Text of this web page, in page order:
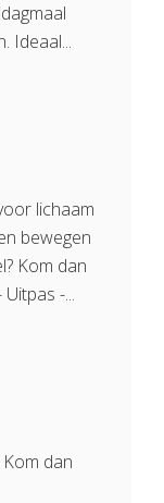
Ideaal...
lichaam
bewegen
Kom dan
-...
dan